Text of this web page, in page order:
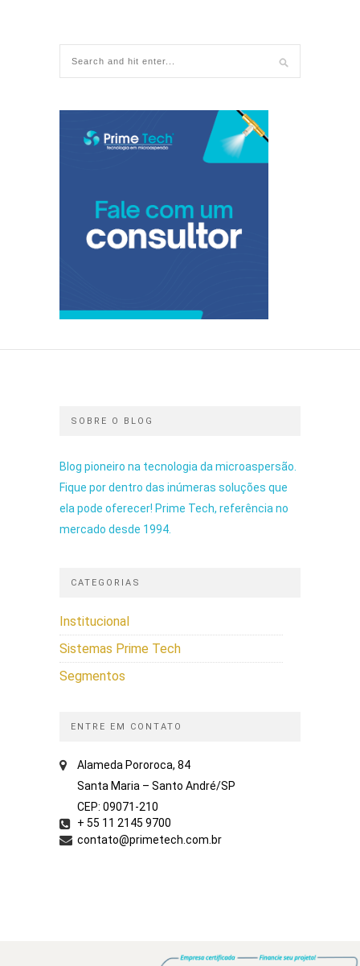
SOBRE O BLOG
Blog pioneiro na tecnologia da microaspersão.
Fique por dentro das inúmeras soluções que
ela pode oferecer! Prime Tech, referência no
mercado desde 1994.
CATEGORIAS
Institucional
Sistemas Prime Tech
Segmentos
ENTRE EM CONTATO
Alameda Pororoca, 84
Santa Maria – Santo André/SP
CEP: 09071-210
+ 55 11 2145 9700
contato@primetech.com.br